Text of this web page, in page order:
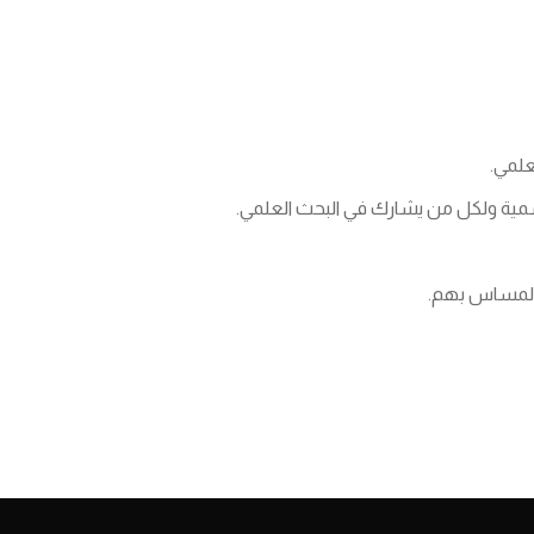
ولكل من يشارك في البحث العلمي.
المساس بهم.